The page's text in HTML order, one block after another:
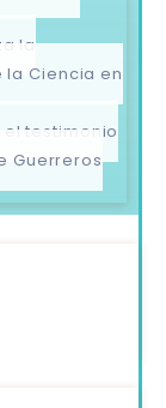
la
Ciencia en
el testimonio
Guerreros